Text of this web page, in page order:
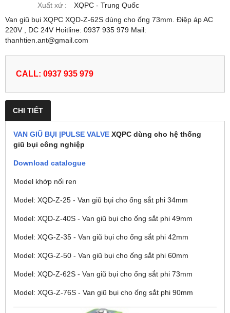
Xuất xứ :
XQPC - Trung Quốc
Van giũ bụi XQPC XQD-Z-62S dùng cho ống 73mm. Điệp áp AC
220V , DC 24V Hoitline: 0937 935 979 Mail:
thanhtien.ant@gmail.com
CALL: 0937 935 979
CHI TIẾT
VAN GIŨ BỤI |PULSE VALVE XQPC dùng cho hệ thống
giũ bụi công nghiệp
Download catalogue
Model khớp nối ren
Model: XQD-Z-25 - Van giũ bụi cho ống sắt phi 34mm
Model: XQD-Z-40S - Van giũ bụi cho ống sắt phi 49mm
Model: XQG-Z-35 - Van giũ bụi cho ống sắt phi 42mm
Model: XQG-Z-50 - Van giũ bụi cho ống sắt phi 60mm
Model: XQD-Z-62S - Van giũ bụi cho ống sắt phi 73mm
Model: XQG-Z-76S - Van giũ bụi cho ống sắt phi 90mm